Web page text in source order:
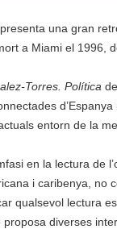
una gran
a Miami el 1996,
Torres. Política
entorn de la
en la lectura de
i caribenya, no
qualsevol lectura
proposa diverses